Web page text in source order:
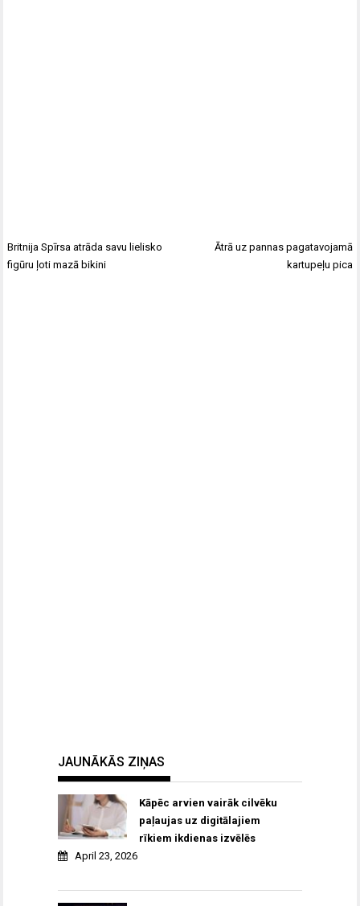
Britnija Spīrsa atrāda savu lielisko
figūru ļoti mazā bikini
Ātrā uz pannas pagatavojamā
kartupeļu pica
JAUNĀKĀS ZIŅAS
Kāpēc arvien vairāk cilvēku
paļaujas uz digitālajiem
rīkiem ikdienas izvēlēs
April 23, 2026